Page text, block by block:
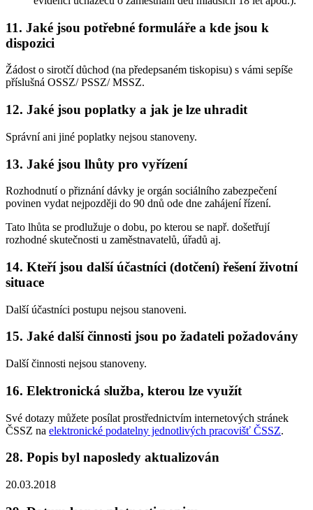
11. Jaké jsou potřebné formuláře a kde jsou k
dispozici
Žádost o sirotčí důchod (na předepsaném tiskopisu) s vámi sepíše
příslušná OSSZ/ PSSZ/ MSSZ.
12. Jaké jsou poplatky a jak je lze uhradit
Správní ani jiné poplatky nejsou stanoveny.
13. Jaké jsou lhůty pro vyřízení
Rozhodnutí o přiznání dávky je orgán sociálního zabezpečení
povinen vydat nejpozději do 90 dnů ode dne zahájení řízení.
Tato lhůta se prodlužuje o dobu, po kterou se např. došetřují
rozhodné skutečnosti u zaměstnavatelů, úřadů aj.
14. Kteří jsou další účastníci (dotčení) řešení životní
situace
Další účastníci postupu nejsou stanoveni.
15. Jaké další činnosti jsou po žadateli požadovány
Další činnosti nejsou stanoveny.
16. Elektronická služba, kterou lze využít
Své dotazy můžete posílat prostřednictvím internetových stránek
ČSSZ na elektronické podatelny jednotlivých pracovišť ČSSZ.
28. Popis byl naposledy aktualizován
20.03.2018